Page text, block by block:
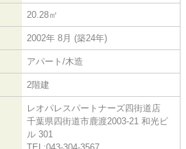
20.28㎡
2002年 8月 (築24年)
アパート/木造
2階建
レオパレスパートナーズ四街道店
千葉県四街道市鹿渡2003-21 和光ビ
ル 301